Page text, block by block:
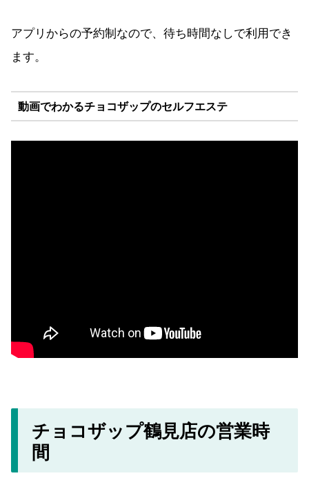
アプリからの予約制なので、待ち時間なしで利用でき
ます。
動画でわかるチョコザップのセルフエステ
チョコザップ鶴見店の営業時
間